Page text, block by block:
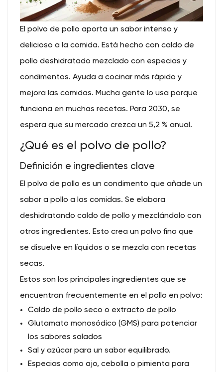
El polvo de pollo aporta un sabor intenso y
delicioso a la comida. Está hecho con caldo de
pollo deshidratado mezclado con especias y
condimentos. Ayuda a cocinar más rápido y
mejora las comidas. Mucha gente lo usa porque
funciona en muchas recetas. Para 2030, se
espera que su mercado crezca un 5,2 % anual.
¿Qué es el polvo de pollo?
Definición e ingredientes clave
El polvo de pollo es un condimento que añade un
sabor a pollo a las comidas. Se elabora
deshidratando caldo de pollo y mezclándolo con
otros ingredientes. Esto crea un polvo fino que
se disuelve en líquidos o se mezcla con recetas
secas.
Estos son los principales ingredientes que se
encuentran frecuentemente en el pollo en polvo:
Caldo de pollo seco o extracto de pollo
Glutamato monosódico (GMS) para potenciar
los sabores salados
Sal y azúcar para un sabor equilibrado.
Especias como ajo, cebolla o pimienta para